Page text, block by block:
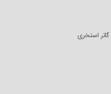
گاتر استخری